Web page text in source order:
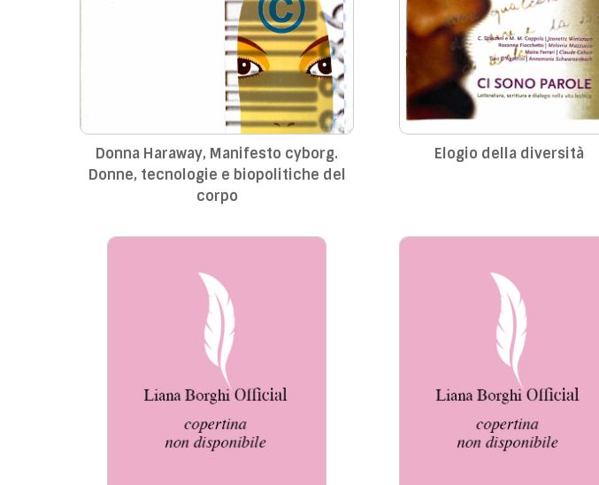
Donna Haraway, Manifesto cyborg.
Donne, tecnologie e biopolitiche del
corpo
Elogio della diversità